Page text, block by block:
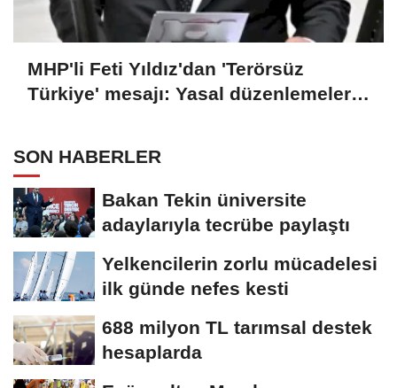
MHP'li Feti Yıldız'dan 'Terörsüz
Türkiye' mesajı: Yasal düzenlemeler
SON HABERLER
Bakan Tekin üniversite
adaylarıyla tecrübe paylaştı
Yelkencilerin zorlu mücadelesi
ilk günde nefes kesti
688 milyon TL tarımsal destek
hesaplarda